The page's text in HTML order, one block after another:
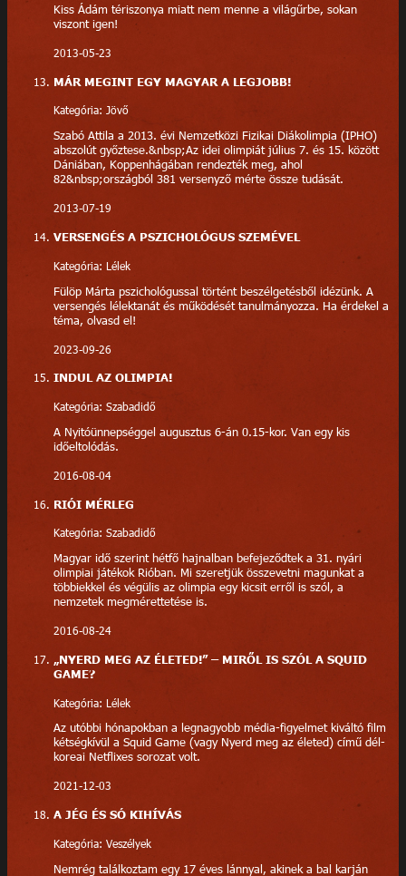
Kiss Ádám tériszonya miatt nem menne a világűrbe, sokan
viszont igen!
2013-05-23
MÁR MEGINT EGY MAGYAR A LEGJOBB!
Kategória: Jövő
Szabó Attila a 2013. évi Nemzetközi Fizikai Diákolimpia (IPHO)
abszolút győztese.&nbsp;Az idei olimpiát július 7. és 15. között
Dániában, Koppenhágában rendezték meg, ahol
82&nbsp;országból 381 versenyző mérte össze tudását.
2013-07-19
VERSENGÉS A PSZICHOLÓGUS SZEMÉVEL
Kategória: Lélek
Fülöp Márta pszichológussal történt beszélgetésből idézünk. A
versengés lélektanát és működését tanulmányozza. Ha érdekel a
téma, olvasd el!
2023-09-26
INDUL AZ OLIMPIA!
Kategória: Szabadidő
A Nyitóünnepséggel augusztus 6-án 0.15-kor. Van egy kis
időeltolódás.
2016-08-04
RIÓI MÉRLEG
Kategória: Szabadidő
Magyar idő szerint hétfő hajnalban befejeződtek a 31. nyári
olimpiai játékok Rióban. Mi szeretjük összevetni magunkat a
többiekkel és végülis az olimpia egy kicsit erről is szól, a
nemzetek megmérettetése is.
2016-08-24
„NYERD MEG AZ ÉLETED!” – MIRŐL IS SZÓL A SQUID
GAME?
Kategória: Lélek
Az utóbbi hónapokban a legnagyobb média-figyelmet kiváltó film
kétségkívül a Squid Game (vagy Nyerd meg az életed) című dél-
koreai Netflixes sorozat volt.
2021-12-03
A JÉG ÉS SÓ KIHÍVÁS
Kategória: Veszélyek
Nemrég találkoztam egy 17 éves lánnyal, akinek a bal karján